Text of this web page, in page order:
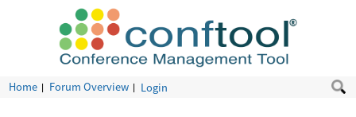
Home Forum Overview Login